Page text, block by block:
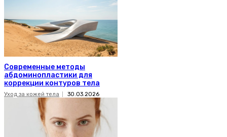
Современные методы
абдоминопластики для
коррекции контуров тела
Уход за кожей тела 30.03.2026